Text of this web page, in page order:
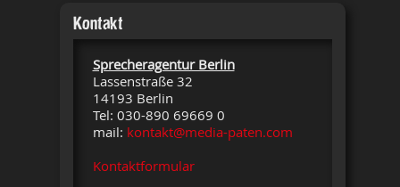
Kontakt
Sprecheragentur Berlin
Lassenstraße 32
14193 Berlin
Tel: 030-890 69669 0
mail: kontakt@media-paten.com
Kontaktformular